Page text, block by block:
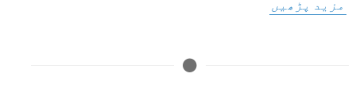
مزید پڑھیں